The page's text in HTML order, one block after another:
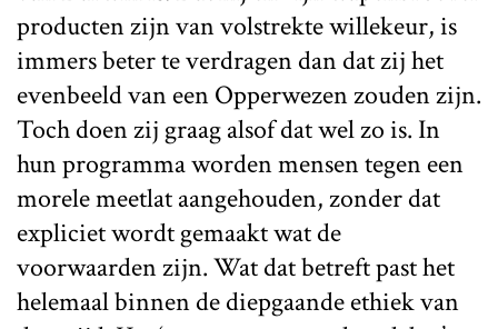
producten zijn van volstrekte willekeur, is
immers beter te verdragen dan dat zij het
evenbeeld van een Opperwezen zouden zijn.
Toch doen zij graag alsof dat wel zo is. In
hun programma worden mensen tegen een
morele meetlat aangehouden, zonder dat
expliciet wordt gemaakt wat de
voorwaarden zijn. Wat dat betreft past het
helemaal binnen de diepgaande ethiek van